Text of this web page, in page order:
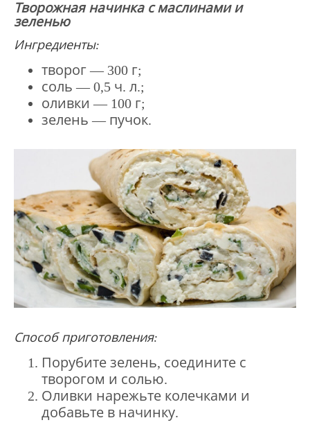
Творожная начинка с маслинами и
зеленью
Ингредиенты:
творог — 300 г;
соль — 0,5 ч. л.;
оливки — 100 г;
зелень — пучок.
Способ приготовления:
Порубите зелень, соедините с
творогом и солью.
Оливки нарежьте колечками и
добавьте в начинку.